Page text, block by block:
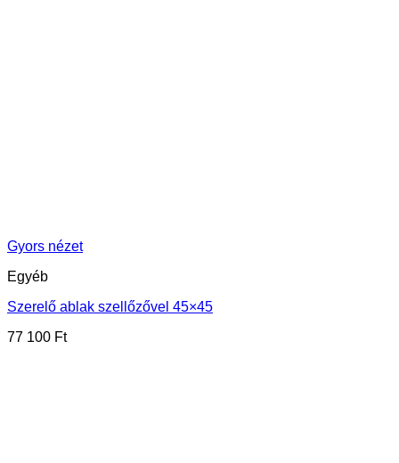
Gyors nézet
Egyéb
Szerelő ablak szellőzővel 45×45
77 100 Ft